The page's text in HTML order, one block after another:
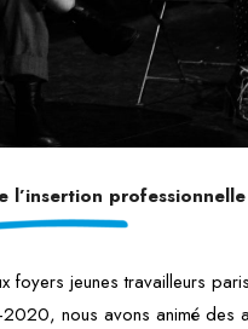
l’insertion professionnelle
foyers jeunes travailleurs
nous avons animé des